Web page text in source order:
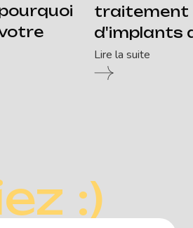
traitement
d'implants
Lire la suite
:)